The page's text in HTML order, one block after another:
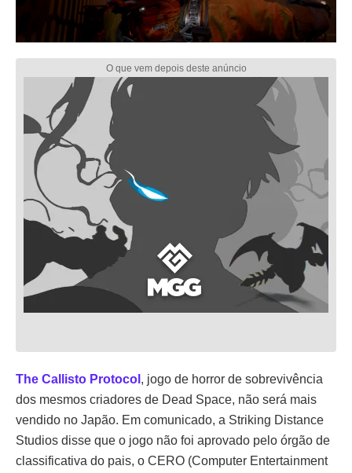
The Callisto Protocol , jogo de horror de sobrevivência
dos mesmos criadores de Dead Space, não será mais
vendido no Japão. Em comunicado, a Striking Distance
Studios disse que o jogo não foi aprovado pelo órgão de
classificativa do pais, o CERO (Computer Entertainment